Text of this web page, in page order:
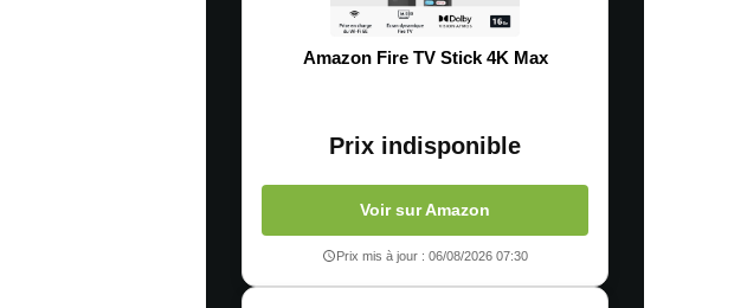
Amazon Fire TV Stick 4K Max
Prix indisponible
Voir sur Amazon
Prix mis à jour : 06/08/2026 07:30